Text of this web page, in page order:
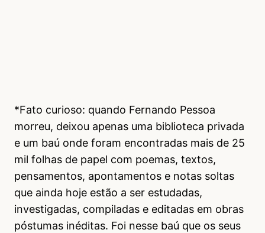
*Fato curioso: quando Fernando Pessoa
morreu, deixou apenas uma biblioteca privada
e um baú onde foram encontradas mais de 25
mil folhas de papel com poemas, textos,
pensamentos, apontamentos e notas soltas
que ainda hoje estão a ser estudadas,
investigadas, compiladas e editadas em obras
póstumas inéditas. Foi nesse baú que os seus